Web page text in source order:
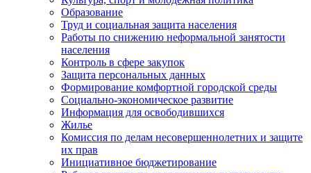
Образование
Труд и социальная защита населения
Работы по снижению неформальной занятости
населения
Контроль в сфере закупок
Защита персональных данных
Формирование комфортной городской среды
Социально-экономическое развитие
Информация для освободившихся
Жилье
Комиссия по делам несовершеннолетних и защите
их прав
Инициативное бюджетирование